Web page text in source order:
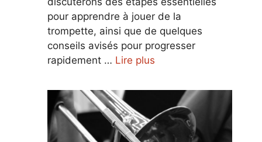
pour apprendre à jouer de la
trompette, ainsi que de quelques
conseils avisés pour progresser
rapidement … Lire plus